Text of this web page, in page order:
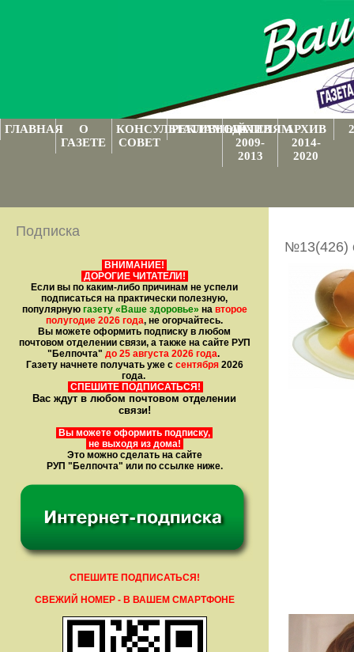
ГЛАВНАЯ
О
ГАЗЕТЕ
КОНСУЛЬТАТИВНЫЙ
СОВЕТ
РЕКЛАМОДАТЕЛЯМ
АРХИВ
2009-
2013
АРХИВ
2014-
2020
Подписка
ВНИМАНИЕ!
ДОРОГИЕ ЧИТАТЕЛИ!
Если вы по каким-либо причинам не успели
подписаться на практически полезную,
популярную газету «Ваше здоровье» на второе
полугодие 2026 года, не огорчайтесь.
Вы можете оформить подписку в любом
почтовом отделении связи, а также на сайте РУП
"Белпочта" до 25 августа 2026 года.
Газету начнете получать уже с сентября2026
года.
СПЕШИТЕ ПОДПИСАТЬСЯ!
Вас ждут в любом почтовом отделении
связи!
Вы можете оформить подписку,
не выходя из дома!
Это можно сделать на сайте
РУП "Белпочта" или по ссылке ниже.
СПЕШИТЕ ПОДПИСАТЬСЯ!
СВЕЖИЙ НОМЕР - В ВАШЕМ СМАРТФОНЕ
№13(426)